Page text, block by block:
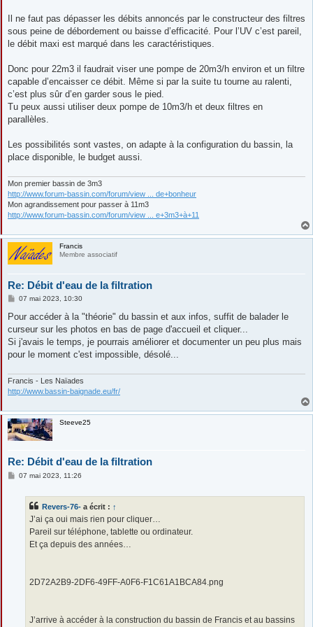
Il ne faut pas dépasser les débits annoncés par le constructeur des filtres
sous peine de débordement ou baisse d’efficacité. Pour l’UV c’est pareil,
le débit maxi est marqué dans les caractéristiques.
Donc pour 22m3 il faudrait viser une pompe de 20m3/h environ et un filtre
capable d’encaisser ce débit. Même si par la suite tu tourne au ralenti,
c’est plus sûr d’en garder sous le pied.
Tu peux aussi utiliser deux pompe de 10m3/h et deux filtres en
parallèles.
Les possibilités sont vastes, on adapte à la configuration du bassin, la
place disponible, le budget aussi.
Mon premier bassin de 3m3
http://www.forum-bassin.com/forum/view ... de+bonheur
Mon agrandissement pour passer à 11m3
http://www.forum-bassin.com/forum/view ... e+3m3+à+11
Francis
Membre associatif
Re: Débit d'eau de la filtration
M
s
a
g
e
07 mai 2023, 10:30
Pour accéder à la "théorie" du bassin et aux infos, suffit de balader le
curseur sur les photos en bas de page d'accueil et cliquer...
Si j'avais le temps, je pourrais améliorer et documenter un peu plus mais
pour le moment c'est impossible, désolé...
Francis - Les Naïades
http://www.bassin-baignade.eu/fr/
Steeve25
Re: Débit d'eau de la filtration
M07 mai 2023, 11:26
Revers-76- a écrit : ↑
J’ai ça oui mais rien pour cliquer…
Pareil sur téléphone, tablette ou ordinateur.
Et ça depuis des années…
2D72A2B9-2DF6-49FF-A0F6-F1C61A1BCA84.png
J’arrive à accéder à la construction du bassin de Francis et au bassins